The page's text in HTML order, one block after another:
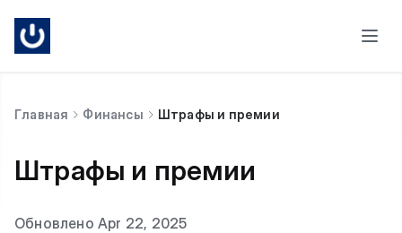
Главная Финансы Штрафы и премии
Штрафы и премии
Обновлено Apr 22, 2025